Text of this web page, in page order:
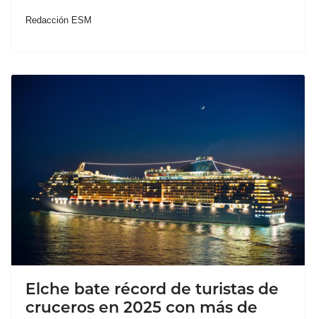
Redacción ESM
Elche bate récord de turistas de
cruceros en 2025 con más de